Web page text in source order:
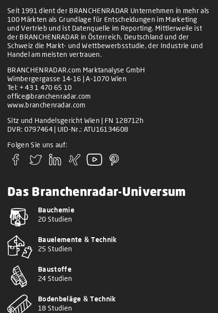
Seit 1991 dient der BRANCHENRADAR Unternehmen in mehr als
100 Märkten als Grundlage für Entscheidungen im Marketing
und Vertrieb und ist Datenquelle im Reporting. Mittlerweile ist
der BRANCHENRADAR in Österreich, Deutschland und der
Schweiz die Markt- und Wettbewerbsstudie, der Industrie und
Handel am meisten vertrauen.
BRANCHENRADAR.com Marktanalyse GmbH
Wimbergergasse 14-16 | A-1070 Wien
Tel: + 43 1 470 65 10
office@branchenradar.com
www.branchenradar.com
Sitz und Handelsgericht Wien | FN 128712h
DVR: 0797464 | UID-Nr.: ATU16134608
Folgen Sie uns auf:
Das Branchenradar-Universum
Bauchemie
20 Studien
Bauelemente & Technik
25 Studien
Baustoffe
24 Studien
Bodenbeläge & Technik
18 Studien